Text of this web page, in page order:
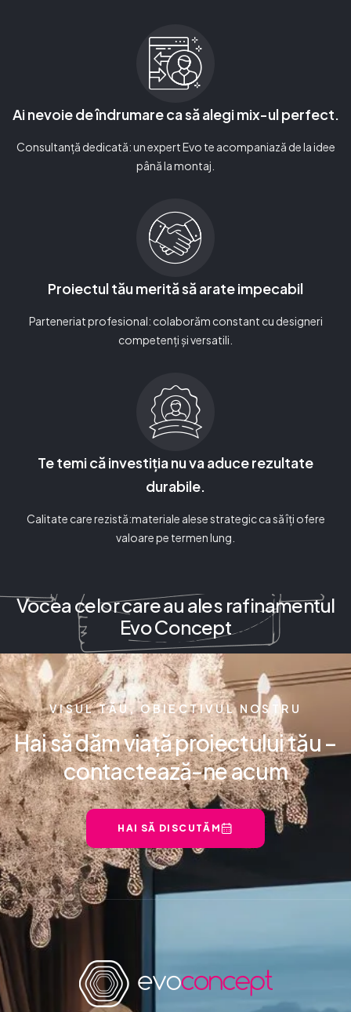
Ai nevoie de îndrumare ca să alegi mix-ul perfect.
Consultanță dedicată: un expert Evo te acompaniază de la idee
până la montaj.
Proiectul tău merită să arate impecabil
Parteneriat profesional: colaborăm constant cu designeri
competenți și versatili.
Te temi că investiția nu va aduce rezultate
durabile.
Calitate care rezistă:materiale alese strategic ca să îți ofere
valoare pe termen lung.
Vocea celor care au ales rafinamentul
Evo Concept
VISUL TĂU, OBIECTIVUL NOSTRU
Hai să dăm viață proiectului tău –
contactează-ne acum
HAI SĂ DISCUTĂM